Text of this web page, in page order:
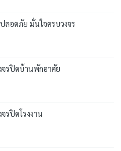
อดภัย มั่นใจครบวงจร
จรปิดบ้านพักอาศัย
รปิดโรงงาน